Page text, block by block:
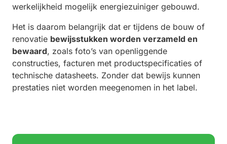
werkelijkheid mogelijk energiezuiniger gebouwd.
Het is daarom belangrijk dat er tijdens de bouw of
renovatie bewijsstukken worden verzameld en
bewaard, zoals foto’s van openliggende
constructies, facturen met productspecificaties of
technische datasheets. Zonder dat bewijs kunnen
prestaties niet worden meegenomen in het label.